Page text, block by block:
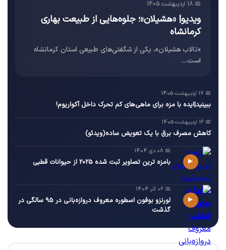
📅 18 اردیبهشت 1405
ویدیو| «هشیلان»؛ جلوه‌هایی از طبیعت بهاری
کرمانشاه
«تالاب هشیلان»، یکی از شگفتی‌های طبیعی استان کرمانشاه
است....
📅 17 اردیبهشت 1405
ببینید|ایده با مزه برای ماهی‌های کم تحرک داخل آکواریوم!
📅 16 اردیبهشت 1405
کاهش مصرف برق با یک تعویض ساده(ویدئو)
▶
📅 08 دی 1404
بامزه ترین تصاویر ثبت شده 2025 از حیوانات قطبی
▶
📅 06 آذر 1404
لورنزو بوفون اسطوره معروف دروازه‌بانی در 95 سالگی در
گذشت